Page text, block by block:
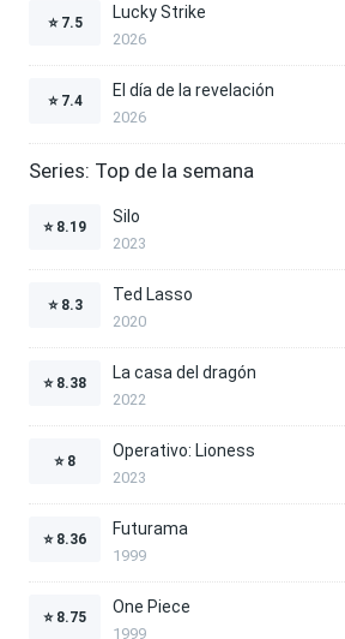
⭐ 7.5
Lucky Strike
2026
⭐ 7.4
El día de la revelación
2026
Series: Top de la semana
⭐ 8.19
Silo
2023
⭐ 8.3
Ted Lasso
2020
⭐ 8.38
La casa del dragón
2022
⭐ 8
Operativo: Lioness
2023
⭐ 8.36
Futurama
1999
⭐ 8.75
One Piece
1999